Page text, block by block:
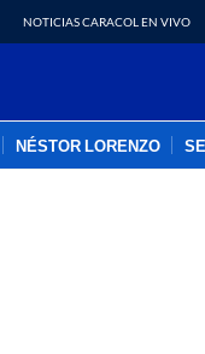
NOTICIAS CARACOL EN VIVO
NÉSTOR LORENZO